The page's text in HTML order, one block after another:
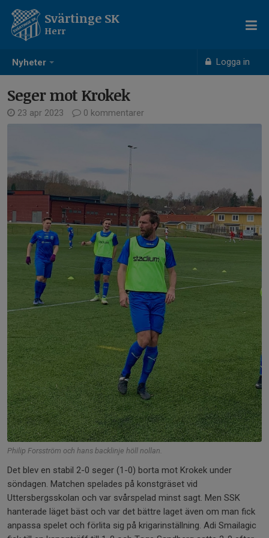
Nyheter Logga in
Svärtinge SK
Herr
Seger mot Krokek
23 apr 2023 0 kommentarer
Philip Forsström och hans backlinje höll nollan.
Det blev en stabil 2-0 seger (1-0) borta mot Krokek under
söndagen. Matchen spelades på konstgräset vid
Uttersbergsskolan och var svårspelad minst sagt. Men SSK
hanterade läget bäst och var det bättre laget även om man fick
anpassa spelet och förlita sig på krigarinställning. Adi Smailagic